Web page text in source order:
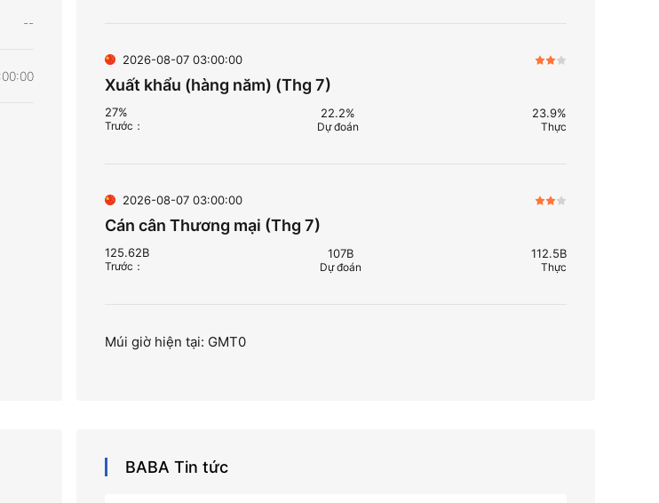
--
2026-08-07 03:00:00
Xuất khẩu (hàng năm) (Thg 7)
27%
Trước ：
22.2%
Dự đoán
23.9%
Thực
2026-08-07 03:00:00
Cán cân Thương mại (Thg 7)
125.62B
Trước ：
107B
Dự đoán
112.5B
Thực
Múi giờ hiện tại: GMT0
BABA Tin tức